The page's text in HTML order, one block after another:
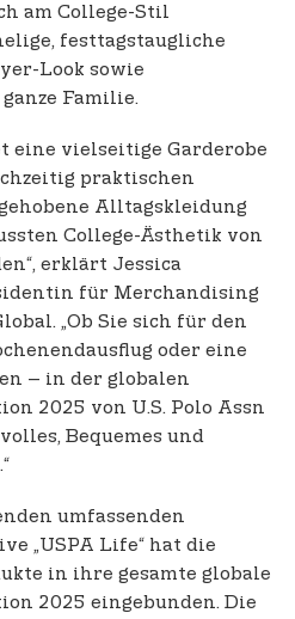
am College-Stil
festtagstaugliche
Look sowie
Familie.
eine vielseitige Garderobe
praktischen
Alltagskleidung
College-Ästhetik von
erklärt Jessica
für Merchandising
„Ob Sie sich für den
oder eine
– in der globalen
2025 von U.S. Polo Assn
Bequemes und
umfassenden
„USPA Life“ hat die
in ihre gesamte globale
2025 eingebunden. Die